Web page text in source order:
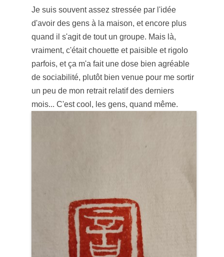
Je suis souvent assez stressée par l'idée
d'avoir des gens à la maison, et encore plus
quand il s'agit de tout un groupe. Mais là,
vraiment, c'était chouette et paisible et rigolo
parfois, et ça m'a fait une dose bien agréable
de sociabilité, plutôt bien venue pour me sortir
un peu de mon retrait relatif des derniers
mois... C'est cool, les gens, quand même.